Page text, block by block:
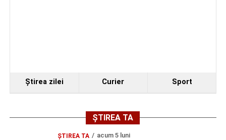
Ştirea zilei Curier Sport
ȘTIREA TA
ȘTIREA TA acum 5 luni